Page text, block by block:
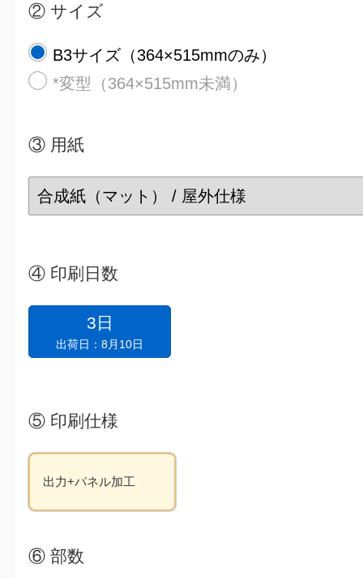
② サイズ
B3サイズ（364×515mmのみ）
*変型（364×515mm未満）
③ 用紙
④ 印刷日数
3日
出荷日：8月10日
⑤ 印刷仕様
出力+パネル加工
⑥ 部数